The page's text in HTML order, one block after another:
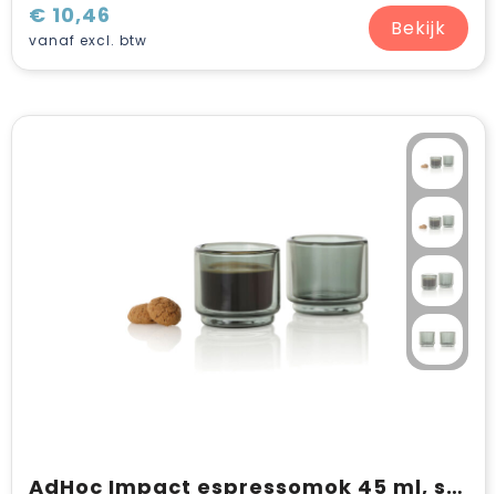
€ 10,46
vanaf excl. btw Bekijk
AdHoc Impact espressomok 45 ml, set van 2 stuks